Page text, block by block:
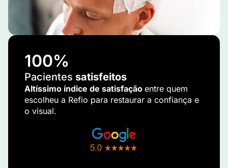
100%
Pacientes satisfeitos
Altíssimo índice de satisfação entre quem
escolheu a Refio para restaurar a confiança e
o visual.